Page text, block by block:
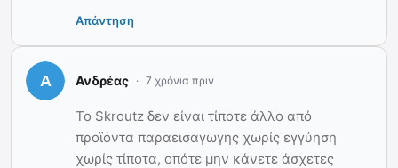
Απάντηση
Ανδρέας 7 χρόνια πριν
Το Skroutz δεν είναι τίποτε άλλο από
προϊόντα παραεισαγωγης χωρίς εγγύηση
χωρίς τίποτα, οπότε μην κάνετε άσχετες